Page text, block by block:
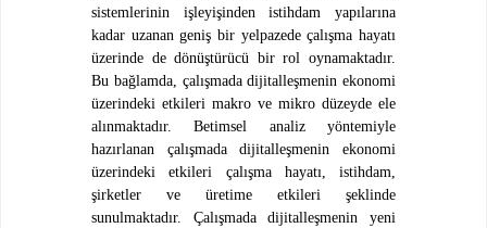
sistemlerinin işleyişinden istihdam yapılarına
kadar uzanan geniş bir yelpazede çalışma hayatı
üzerinde de dönüştürücü bir rol oynamaktadır.
Bu bağlamda, çalışmada dijitalleşmenin ekonomi
üzerindeki etkileri makro ve mikro düzeyde ele
alınmaktadır. Betimsel analiz yöntemiyle
hazırlanan çalışmada dijitalleşmenin ekonomi
üzerindeki etkileri çalışma hayatı, istihdam,
şirketler ve üretime etkileri şeklinde
sunulmaktadır. Çalışmada dijitalleşmenin yeni